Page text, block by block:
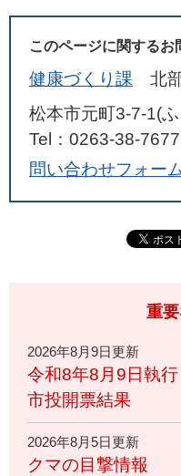
このページに関するお
健康づくり課
北
松本市元町3-7-1(
Tel：0263-38-7677
問い合わせフォー
重
2026年8月9日更新
令和8年8月9日執
市投開票結果
2026年8月5日更新
クマの目撃情報